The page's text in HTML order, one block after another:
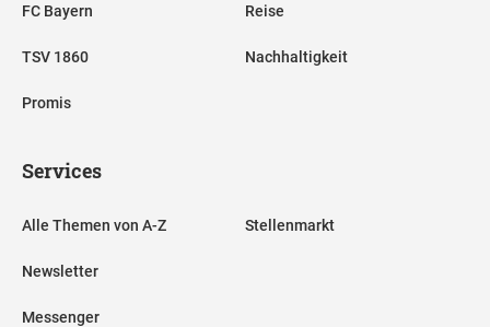
FC Bayern
TSV 1860
Promis
Reise
Nachhaltigkeit
Services
Alle Themen von A-Z
Newsletter
Messenger
Stellenmarkt